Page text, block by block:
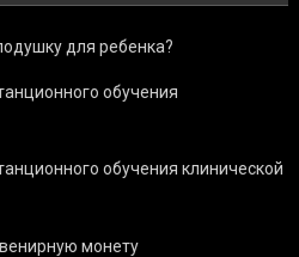
для ребенка?
обучения
обучения клинической
монету